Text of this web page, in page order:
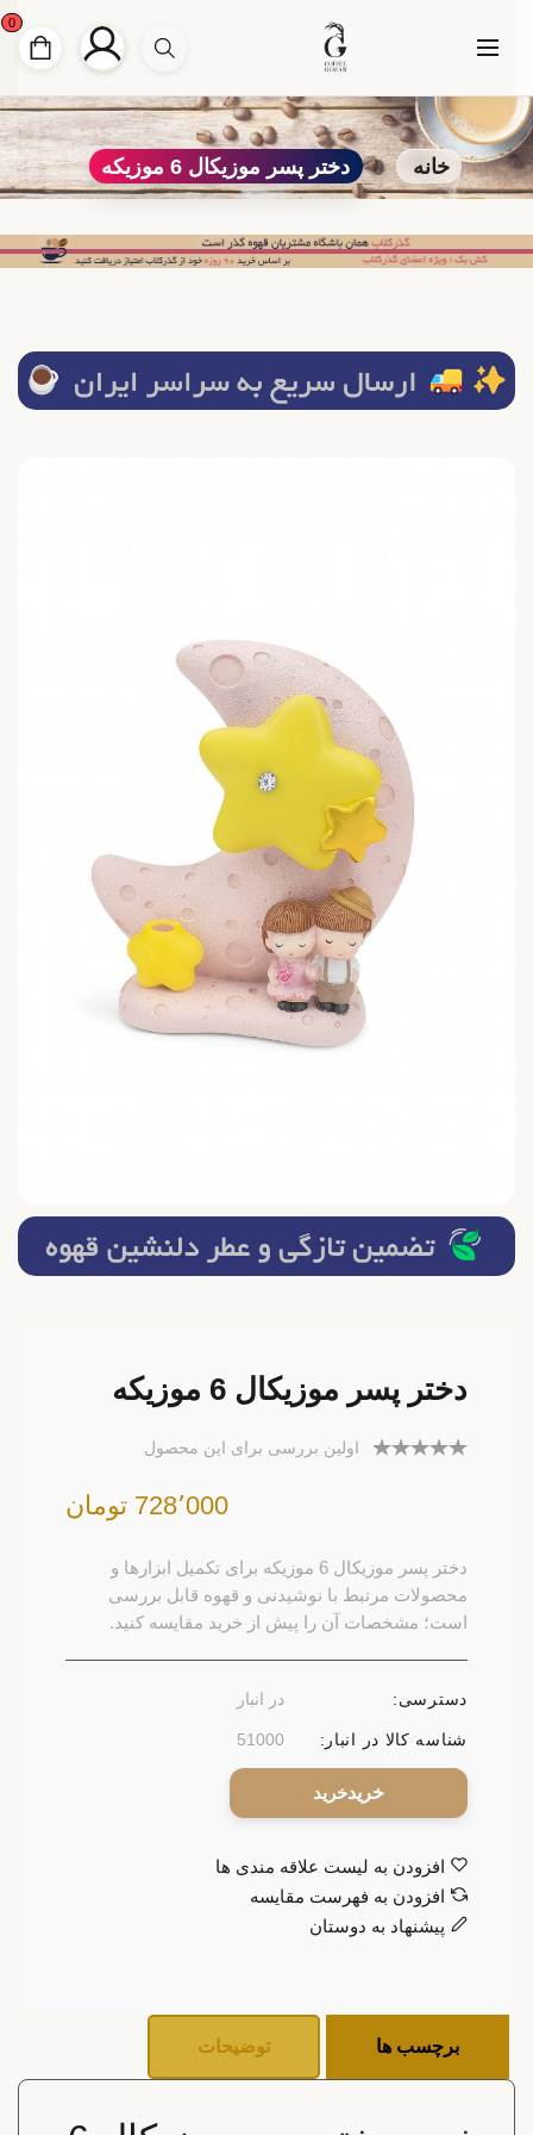
خانه دختر پسر موزیکال 6 موزیکه
دختر پسر موزیکال 6 موزیکه
اولین بررسی برای این محصول
728٬000 تومان
دختر پسر موزیکال 6 موزیکه برای تکمیل ابزارها و
محصولات مرتبط با نوشیدنی و قهوه قابل بررسی
است؛ مشخصات آن را پیش از خرید مقایسه کنید.
دسترسی: در انبار
شناسه کالا در انبار: 51000
خرید
افزودن به لیست علاقه مندی ها
افزودن به فهرست مقایسه
پیشنهاد به دوستان
توضیحات برچسب ها